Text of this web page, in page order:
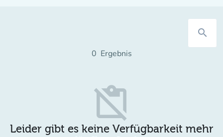
search
0 Ergebnis
content_paste_off
Leider gibt es keine Verfügbarkeit mehr